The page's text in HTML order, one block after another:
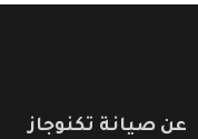
عن صيانة تكنوجاز